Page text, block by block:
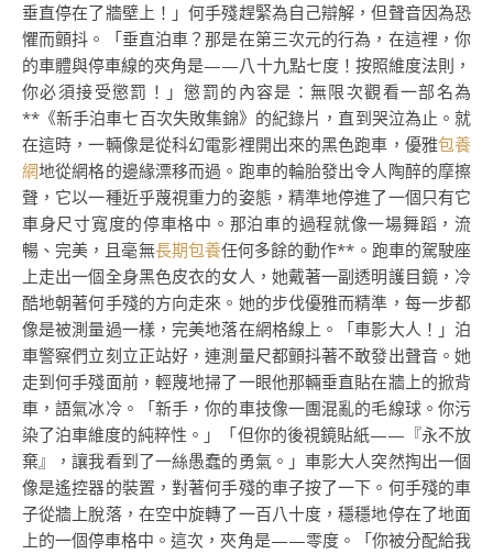
垂直停在了牆壁上！」何手殘趕緊為自己辯解，但聲音因為恐
懼而顫抖。「垂直泊車？那是在第三次元的行為，在這裡，你
的車體與停車線的夾角是——八十九點七度！按照維度法則，
你必須接受懲罰！」懲罰的內容是：無限次觀看一部名為
**《新手泊車七百次失敗集錦》的紀錄片，直到哭泣為止。就
在這時，一輛像是從科幻電影裡開出來的黑色跑車，優雅包養
網地從網格的邊緣漂移而過。跑車的輪胎發出令人陶醉的摩擦
聲，它以一種近乎蔑視重力的姿態，精準地停進了一個只有它
車身尺寸寬度的停車格中。那泊車的過程就像一場舞蹈，流
暢、完美，且毫無長期包養任何多餘的動作**。跑車的駕駛座
上走出一個全身黑色皮衣的女人，她戴著一副透明護目鏡，冷
酷地朝著何手殘的方向走來。她的步伐優雅而精準，每一步都
像是被測量過一樣，完美地落在網格線上。「車影大人！」泊
車警察們立刻立正站好，連測量尺都顫抖著不敢發出聲音。她
走到何手殘面前，輕蔑地掃了一眼他那輛垂直貼在牆上的掀背
車，語氣冰冷。「新手，你的車技像一團混亂的毛線球。你污
染了泊車維度的純粹性。」「但你的後視鏡貼紙——『永不放
棄』，讓我看到了一絲愚蠢的勇氣。」車影大人突然掏出一個
像是遙控器的裝置，對著何手殘的車子按了一下。何手殘的車
子從牆上脫落，在空中旋轉了一百八十度，穩穩地停在了地面
上的一個停車格中。這次，夾角是——零度。「你被分配給我